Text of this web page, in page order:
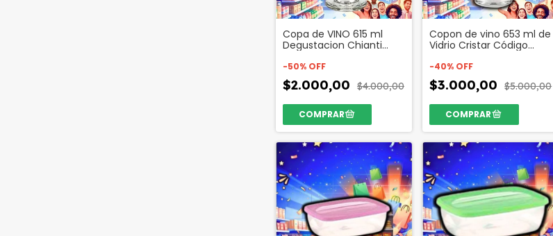
Copa de VINO 615 ml
Degustacion Chianti
-50% OFF
$2.000,00 $4.000,00
Copon de vino 653 ml de
Vidrio Cristar Código
-40% OFF
$3.000,00 $5.000,00